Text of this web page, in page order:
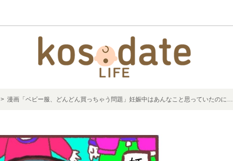
> 漫画「ベビー服、どんどん買っちゃう問題」妊娠中はあんなこと思っていたのに…